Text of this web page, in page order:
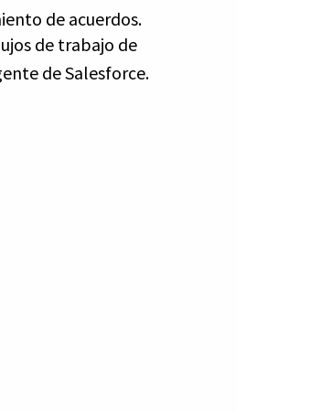
de acuerdos.
de trabajo de
de Salesforce.